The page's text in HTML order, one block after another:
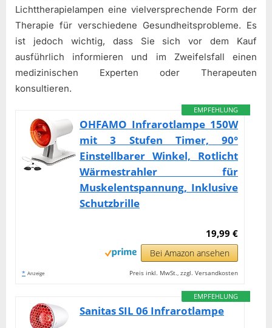
Lichttherapielampen eine vielversprechende Form der
Therapie für verschiedene Gesundheitsprobleme. Es
ist jedoch wichtig, dass Sie sich vor dem Kauf
ausführlich informieren und im Zweifelsfall einen
medizinischen Experten oder Therapeuten
konsultieren.
EMPFEHLUNG
OHFAMO Infrarotlampe 150W
mit 3 Stufen Timer, 90°
Einstellbarer Winkel, Rotlicht
Wärmestrahler für
Muskelentspannung, Inklusive
Schutzbrille
19,99 €
Bei Amazon ansehen
* Anzeige Preis inkl. MwSt., zzgl. Versandkosten
EMPFEHLUNG
Sanitas SIL 06 Infrarotlampe